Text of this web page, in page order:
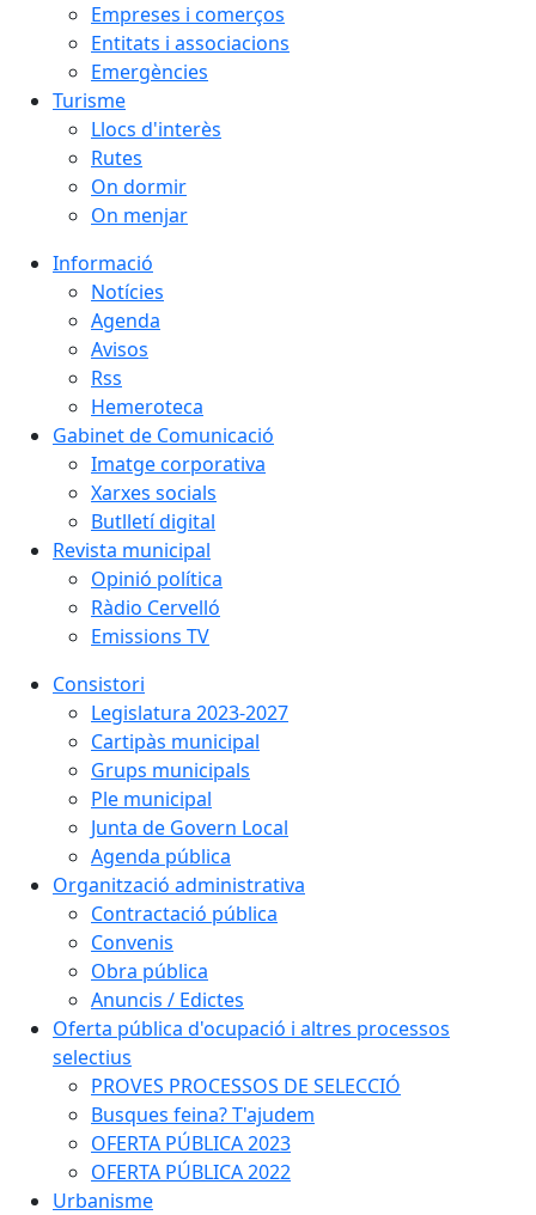
Empreses i comerços
Entitats i associacions
Emergències
Turisme
Llocs d'interès
Rutes
On dormir
On menjar
Informació
Notícies
Agenda
Avisos
Rss
Hemeroteca
Gabinet de Comunicació
Imatge corporativa
Xarxes socials
Butlletí digital
Revista municipal
Opinió política
Ràdio Cervelló
Emissions TV
Consistori
Legislatura 2023-2027
Cartipàs municipal
Grups municipals
Ple municipal
Junta de Govern Local
Agenda pública
Organització administrativa
Contractació pública
Convenis
Obra pública
Anuncis / Edictes
Oferta pública d'ocupació i altres processos
selectius
PROVES PROCESSOS DE SELECCIÓ
Busques feina? T'ajudem
OFERTA PÚBLICA 2023
OFERTA PÚBLICA 2022
Urbanisme